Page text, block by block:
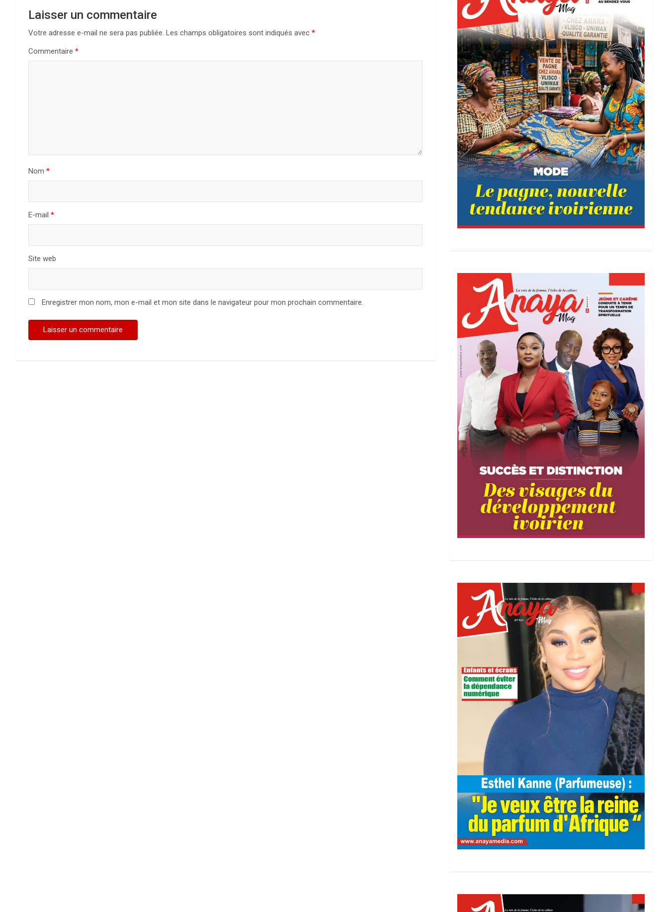
Laisser un commentaire
Votre adresse e-mail ne sera pas publiée. Les champs obligatoires sont indiqués avec *
Commentaire *
Nom *
E-mail *
Site web
Enregistrer mon nom, mon e-mail et mon site dans le navigateur pour mon prochain commentaire.